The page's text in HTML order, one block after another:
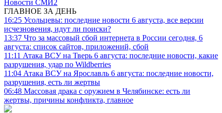
Новости СМИ2
ГЛАВНОЕ ЗА ДЕНЬ
16:25 Усольцевы: последние новости 6 августа, все версии
исчезновения, идут ли поиски?
13:37 Что за массовый сбой интернета в России сегодня, 6
августа: список сайтов, приложений, сбой
11:11 Атака ВСУ на Тверь 6 августа: последние новости, какие
разрушения, удар по Wildberries
11:04 Атака ВСУ на Ярославль 6 августа: последние новости,
разрушения, есть ли жертвы
06:48 Массовая драка с оружием в Челябинске: есть ли
жертвы, причины конфликта, главное